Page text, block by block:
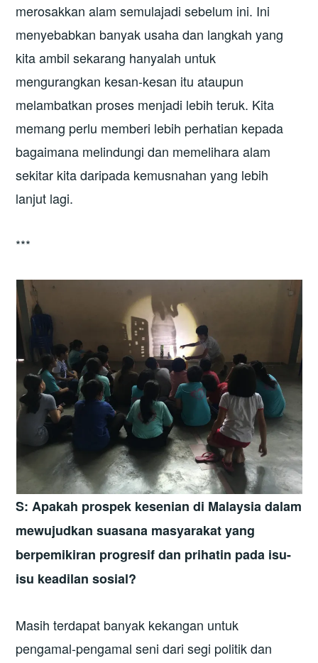
merosakkan alam semulajadi sebelum ini. Ini
menyebabkan banyak usaha dan langkah yang
kita ambil sekarang hanyalah untuk
mengurangkan kesan-kesan itu ataupun
melambatkan proses menjadi lebih teruk. Kita
memang perlu memberi lebih perhatian kepada
bagaimana melindungi dan memelihara alam
sekitar kita daripada kemusnahan yang lebih
lanjut lagi.
***
S: Apakah prospek kesenian di Malaysia dalam
mewujudkan suasana masyarakat yang
berpemikiran progresif dan prihatin pada isu-
isu keadilan sosial?
Masih terdapat banyak kekangan untuk
pengamal-pengamal seni dari segi politik dan